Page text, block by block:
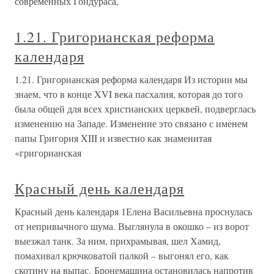
1.21. Григорианская реформа
календаря
1.21. Григорианская реформа календаря Из истории мы
знаем, что в конце XVI века пасхалия, которая до того
была общей для всех христианских церквей, подверглась
изменению на Западе. Изменение это связано с именем
папы Григория XIII и известно как знаменитая
«григорианская
Красный день календаря
Красный день календаря 1Елена Васильевна проснулась
от непривычного шума. Выглянула в окошко – из ворот
выезжал танк. За ним, прихрамывая, шел Хамид,
помахивал крючковатой палкой – выгонял его, как
скотину на выпас. Бронемашина остановилась напротив